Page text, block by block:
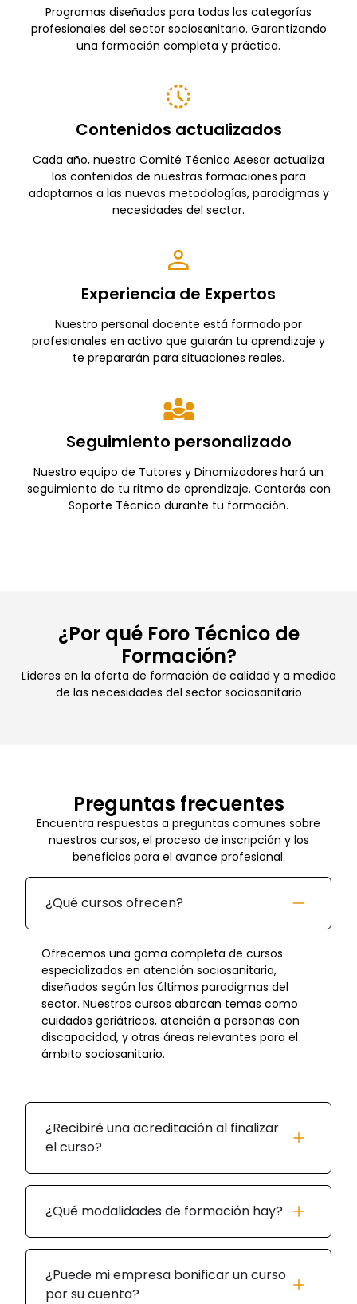
Programas diseñados para todas las categorías
profesionales del sector sociosanitario. Garantizando
una formación completa y práctica.
Contenidos actualizados
Cada año, nuestro Comité Técnico Asesor actualiza
los contenidos de nuestras formaciones para
adaptarnos a las nuevas metodologías, paradigmas y
necesidades del sector.
Experiencia de Expertos
Nuestro personal docente está formado por
profesionales en activo que guiarán tu aprendizaje y
te prepararán para situaciones reales.
Seguimiento personalizado
Nuestro equipo de Tutores y Dinamizadores hará un
seguimiento de tu ritmo de aprendizaje. Contarás con
Soporte Técnico durante tu formación.
¿Por qué Foro Técnico de
Formación?
Líderes en la oferta de formación de calidad y a medida
de las necesidades del sector sociosanitario
Preguntas frecuentes
Encuentra respuestas a preguntas comunes sobre
nuestros cursos, el proceso de inscripción y los
beneficios para el avance profesional.
¿Qué cursos ofrecen?
Ofrecemos una gama completa de cursos
especializados en atención sociosanitaria,
diseñados según los últimos paradigmas del
sector. Nuestros cursos abarcan temas como
cuidados geriátricos, atención a personas con
discapacidad, y otras áreas relevantes para el
ámbito sociosanitario.
¿Recibiré una acreditación al finalizar
el curso?
¿Qué modalidades de formación hay?
¿Puede mi empresa bonificar un curso
por su cuenta?